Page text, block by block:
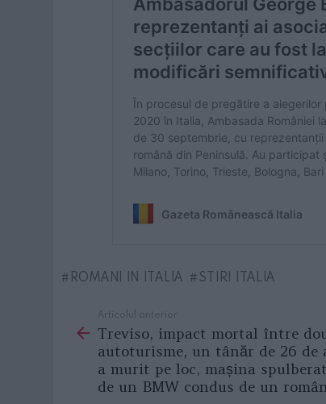
ROMANI IN ITALIA STIRI ITALIA
more
Articolul anterior
Treviso, impact mortal între
autoturisme, un tânăr de 26 de
a murit pe loc, mașina
de un BMW condus de un român